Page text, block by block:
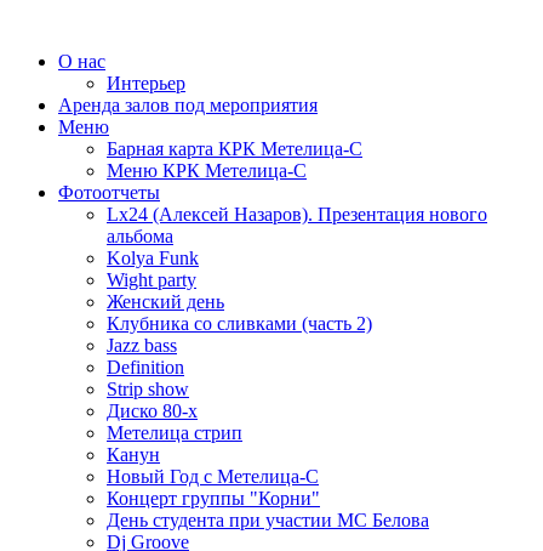
О нас
Интерьер
Аренда залов под мероприятия
Меню
Барная карта КРК Метелица-С
Меню КРК Метелица-С
Фотоотчеты
Lx24 (Алексей Назаров). Презентация нового
альбома
Kolya Funk
Wight party
Женский день
Клубника со сливками (часть 2)
Jazz bass
Definition
Strip show
Диско 80-х
Метелица стрип
Канун
Новый Год с Метелица-С
Концерт группы "Корни"
День студента при участии МС Белова
Dj Groove